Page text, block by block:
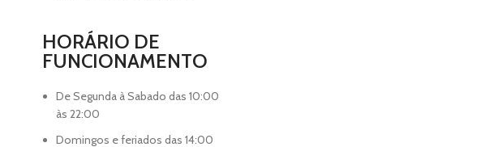
HORÁRIO DE
FUNCIONAMENTO
De Segunda à Sabado das 10:00
às 22:00
Domingos e feriados das 14:00